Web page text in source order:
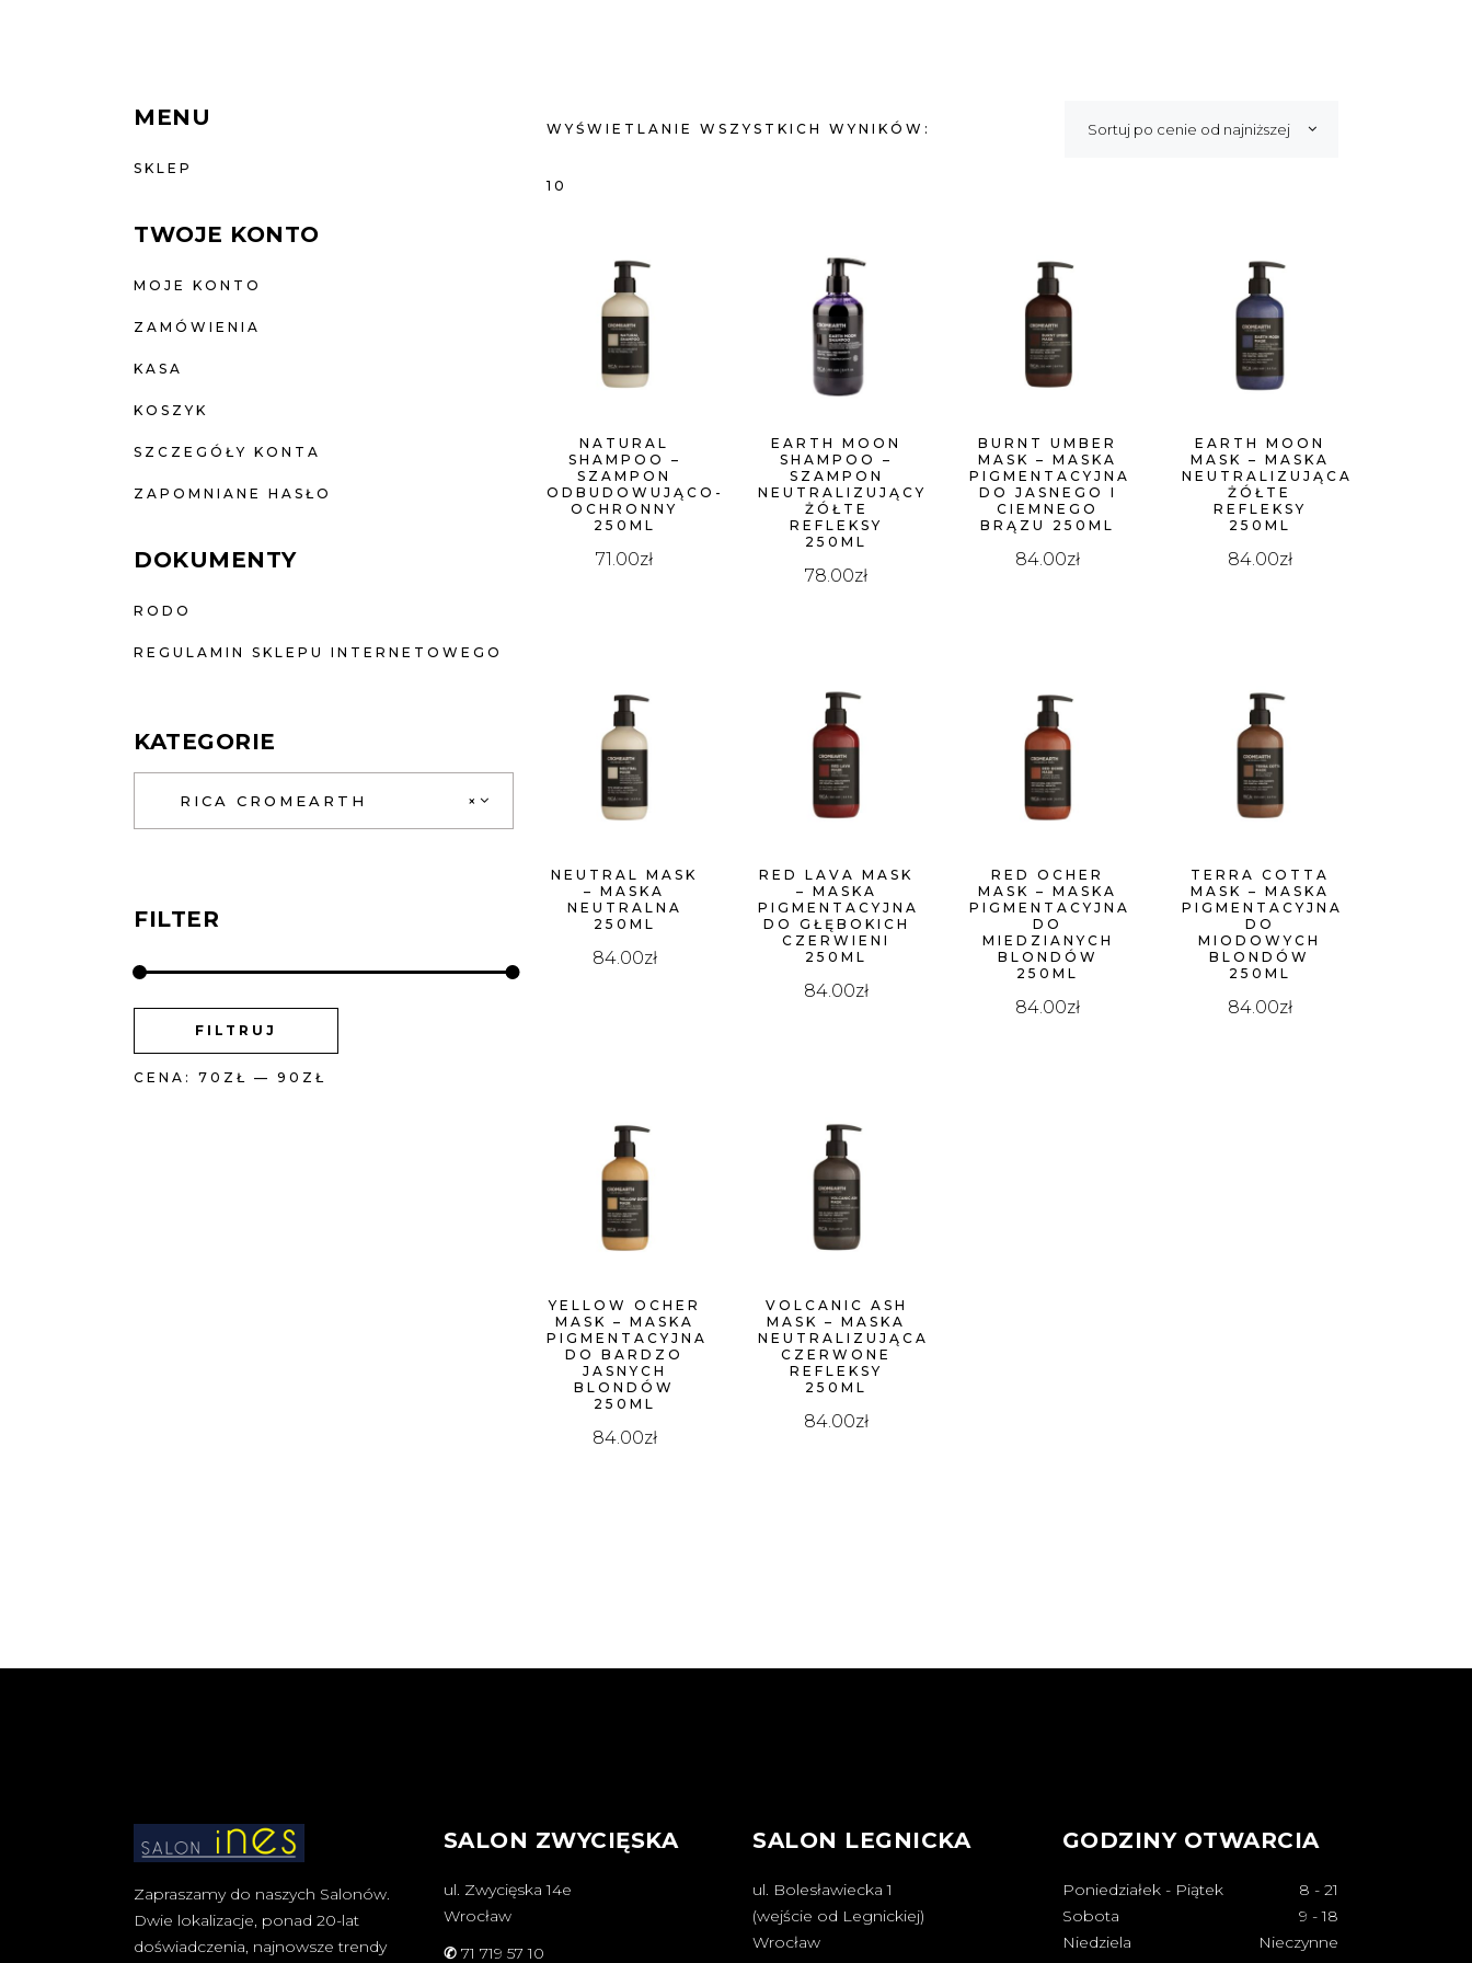
WYŚWIETLANIE WSZYSTKICH WYNIKÓW:
10
CENY:
DO
WYSOKIEJ
Sortuj po cenie od najniższej
NATURAL
SHAMPOO –
SZAMPON
ODBUDOWUJĄCO-
OCHRONNY
250ML
71.00zł
EARTH MOON
SHAMPOO –
SZAMPON
NEUTRALIZUJĄCY
ŻÓŁTE
REFLEKSY
250ML
78.00zł
BURNT UMBER
MASK – MASKA
PIGMENTACYJNA
DO JASNEGO I
CIEMNEGO
BRĄZU 250ML
84.00zł
EARTH MOON
MASK – MASKA
NEUTRALIZUJĄCA
ŻÓŁTE
REFLEKSY
250ML
84.00zł
NEUTRAL MASK
– MASKA
NEUTRALNA
250ML
84.00zł
RED LAVA MASK
– MASKA
PIGMENTACYJNA
DO GŁĘBOKICH
CZERWIENI
250ML
84.00zł
RED OCHER
MASK – MASKA
PIGMENTACYJNA
DO
MIEDZIANYCH
BLONDÓW
250ML
84.00zł
TERRA COTTA
MASK – MASKA
PIGMENTACYJNA
DO
MIODOWYCH
BLONDÓW
250ML
84.00zł
YELLOW OCHER
MASK – MASKA
PIGMENTACYJNA
DO BARDZO
JASNYCH
BLONDÓW
250ML
84.00zł
VOLCANIC ASH
MASK – MASKA
NEUTRALIZUJĄCA
CZERWONE
REFLEKSY
250ML
84.00zł
MENU
SKLEP
TWOJE KONTO
MOJE KONTO
ZAMÓWIENIA
KASA
KOSZYK
SZCZEGÓŁY KONTA
ZAPOMNIANE HASŁO
DOKUMENTY
RODO
REGULAMIN SKLEPU INTERNETOWEGO
KATEGORIE
×
RICA CROMEARTH
FILTER
FILTRUJ
CENA: 70ZŁ — 90ZŁ
Zapraszamy do naszych Salonów.
Dwie lokalizacje, ponad 20-lat
doświadczenia, najnowsze trendy
SALON ZWYCIĘSKA
ul. Zwycięska 14e
Wrocław
✆ 71 719 57 10
SALON LEGNICKA
ul. Bolesławiecka 1
(wejście od Legnickiej)
Wrocław
GODZINY OTWARCIA
Poniedziałek - Piątek 8 - 21
Sobota
9 - 18
Niedziela
Nieczynne